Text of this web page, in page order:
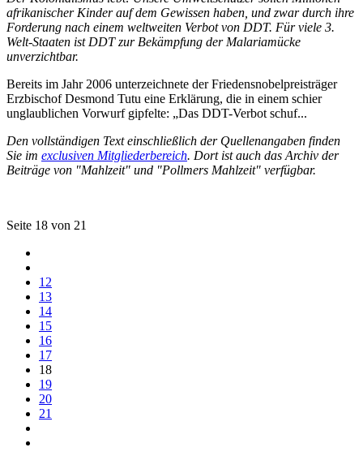
afrikanischer Kinder auf dem Gewissen haben, und zwar durch ihre
Forderung nach einem weltweiten Verbot von DDT. Für viele 3.
Welt-Staaten ist DDT zur Bekämpfung der Malariamücke
unverzichtbar.
Bereits im Jahr 2006 unterzeichnete der Friedensnobelpreisträger
Erzbischof Desmond Tutu eine Erklärung, die in einem schier
unglaublichen Vorwurf gipfelte: „Das DDT-Verbot schuf...
Den vollständigen Text einschließlich der Quellenangaben finden
Sie im exclusiven Mitgliederbereich. Dort ist auch das Archiv der
Beiträge von "Mahlzeit" und "Pollmers Mahlzeit" verfügbar.
Seite 18 von 21
12
13
14
15
16
17
18
19
20
21